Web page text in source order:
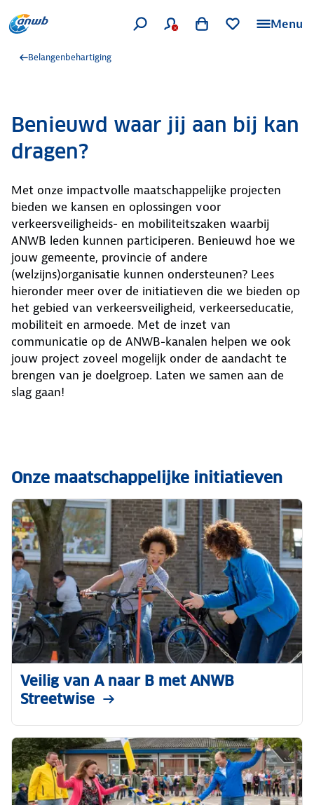
Menu
Belangenbehartiging
Benieuwd waar jij aan bij kan
dragen?
Met onze impactvolle maatschappelijke projecten
bieden we kansen en oplossingen voor
verkeersveiligheids- en mobiliteitszaken waarbij
ANWB leden kunnen participeren. Benieuwd hoe we
jouw gemeente, provincie of andere
(welzijns)organisatie kunnen ondersteunen? Lees
hieronder meer over de initiatieven die we bieden op
het gebied van verkeersveiligheid, verkeerseducatie,
mobiliteit en armoede. Met de inzet van
communicatie op de ANWB-kanalen helpen we ook
jouw project zoveel mogelijk onder de aandacht te
brengen van je doelgroep. Laten we samen aan de
slag gaan!
Onze maatschappelijke initiatieven
Veilig van A naar B met ANWB
Streetwise